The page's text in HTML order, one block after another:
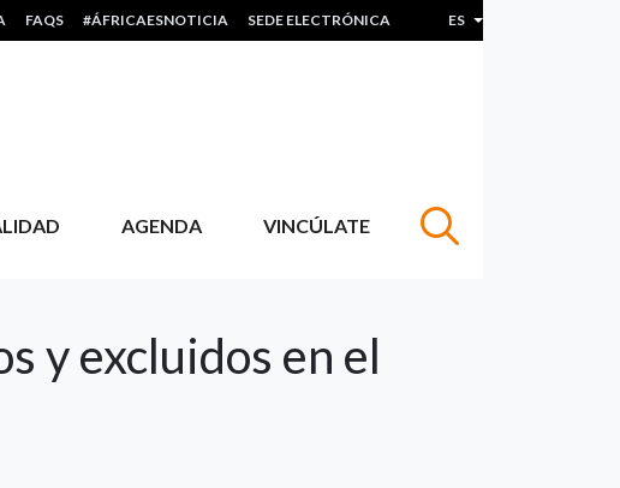
FAQS #ÁFRICAESNOTICIA SEDE ELECTRÓNICA ES Lista adicional de
AGENDA VINCÚLATE
y excluidos en el